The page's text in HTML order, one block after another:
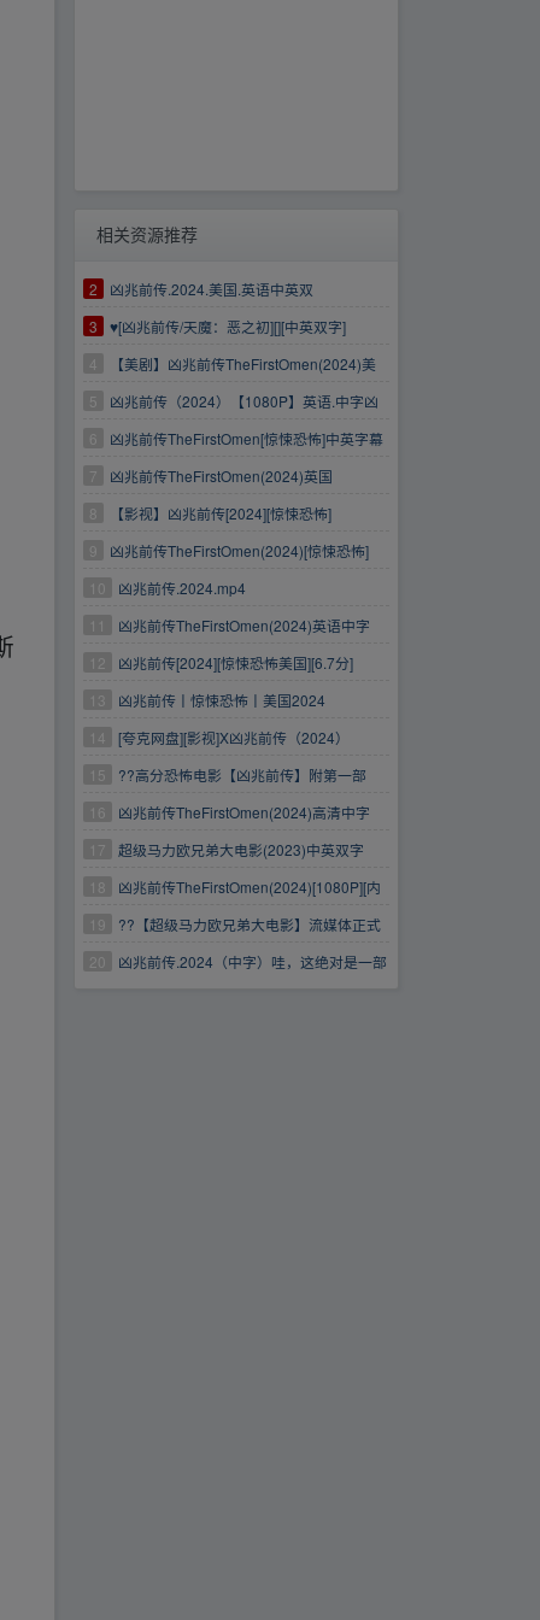
相关资源推荐
2
凶兆前传.2024.美国.英语中英双
字.HD1080P
3
♥[凶兆前传/天魔：恶之初][][中英双字]
[1080P][2024美惊悚恐怖大片]
4
【美剧】凶兆前传TheFirstOmen(2024)美
国惊悚恐怖电影
5
凶兆前传（2024）【1080P】英语.中字凶
兆前传凶兆前传凶兆前传兆前传
6
凶兆前传TheFirstOmen[惊悚恐怖]中英字幕
7
凶兆前传TheFirstOmen(2024)英国
8
【影视】凶兆前传[2024][惊悚恐怖]
9
凶兆前传TheFirstOmen(2024)[惊悚恐怖]
10
凶兆前传.2024.mp4
11
凶兆前传TheFirstOmen(2024)英语中字
12
凶兆前传[2024][惊悚恐怖美国][6.7分]
13
凶兆前传丨惊悚恐怖丨美国2024
14
[夸克网盘][影视]X凶兆前传（2024）
15
??高分恐怖电影【凶兆前传】附第一部
16
凶兆前传TheFirstOmen(2024)高清中字
【10.6GB】
17
超级马力欧兄弟大电影(2023)中英双字
18
凶兆前传TheFirstOmen(2024)[1080P][内
封简繁英][附第一部]
19
??【超级马力欧兄弟大电影】流媒体正式
版中英双字
20
凶兆前传.2024（中字）哇，这绝对是一部